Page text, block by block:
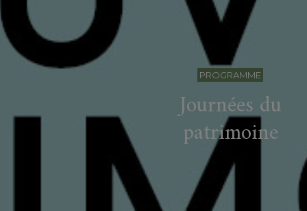
PROGRAMME
Journées du
patrimoine